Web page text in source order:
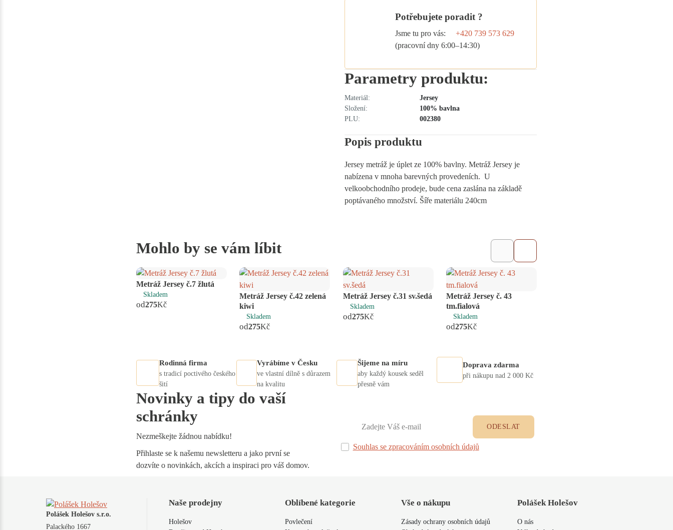
Potřebujete poradit ?
Jsme tu pro vás:
+420 739 573 629
(pracovní dny 6:00–14:30)
Parametry produktu:
Materiál:
Jersey
Složení:
100% bavlna
PLU:
002380
Popis produktu
Jersey metráž je úplet ze 100% bavlny. Metráž Jersey je
nabízena v mnoha barevných provedeních. U
velkoobchodního prodeje, bude cena zaslána na základě
poptávaného množství. Šíře materiálu 240cm
Mohlo by se vám líbit
Metráž Jersey č.7 žlutá
Skladem
od275Kč
Metráž Jersey č.42 zelená
kiwi
Skladem
od275Kč
Metráž Jersey č.31 sv.šedá
Skladem
od275Kč
Metráž Jersey č. 43
tm.fialová
Skladem
od275Kč
Rodinná firma
s tradicí poctivého českého
šití
Vyrábíme v Česku
ve vlastní dílně s důrazem
na kvalitu
Šijeme na míru
aby každý kousek seděl
přesně vám
Doprava zdarma
při nákupu nad 2 000 Kč
Novinky a tipy do vaší
schránky
Nezmeškejte žádnou nabídku!
Přihlaste se k našemu newsletteru a jako první se
dozvíte o novinkách, akcích a inspiraci pro váš domov.
Souhlas se zpracováním osobních údajů
ODESLAT
Polášek Holešov s.r.o.
Palackého 1667
Naše prodejny
Holešov
Oblíbené kategorie
Povlečení
Vše o nákupu
Zásady ochrany osobních údajů
Polášek Holešov
O nás